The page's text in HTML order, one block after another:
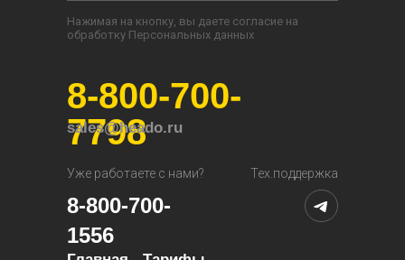
8-800-700-
7798
sales@heado.ru
Уже работаете с нами? Тех.поддержка
8-800-700-
1556
Нажимая на кнопку, вы даете согласие на
обработку Персональных данных